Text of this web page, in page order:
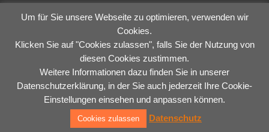
Datenschutz
Allgemeine Geschäftsbedingungen
Der Pumpendoktor GmbH – Alle Rechte vorbehalten
Um für Sie unsere Webseite zu optimieren, verwenden wir
Cookies.
Klicken Sie auf "Cookies zulassen", falls Sie der Nutzung von
diesen Cookies zustimmen.
Weitere Informationen dazu finden Sie in unserer
Datenschutzerklärung, in der Sie auch jederzeit Ihre Cookie-
Einstellungen einsehen und anpassen können.
Cookies zulassen Datenschutz